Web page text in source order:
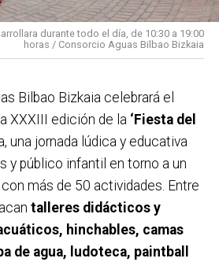
durante todo el día, de 10:30 a 19:00
horas / Consorcio Aguas Bilbao Bizkaia
Bilbao Bizkaia celebrará el
XXXIII edición de la ‘Fiesta del
una jornada lúdica y educativa
y público infantil en torno a un
más de 50 actividades. Entre
talleres didácticos y
hinchables, camas
de agua, ludoteca, paintball